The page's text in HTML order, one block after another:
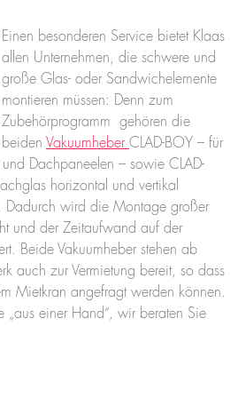
Anhängerkrane
K300 E
K350 E
K400
Bauaufzüge
HV 26/6 KA
Möbelaufzüge
Toplight 21
Toplight 25
Shorty 25
für Kranfahrer - Ascheberg
für Kranfahrer - Niederlassungen
Jobs und Karriere
Einen besonderen Service bietet Klaas
allen Unternehmen, die schwere und
große Glas- oder Sandwichelemente
montieren müssen: Denn zum
Zubehörprogramm gehören die
beiden Vakuumheber CLAD-BOY – für
Dachpaneelen – sowie CLAD-
horizontal und vertikal
Dadurch wird die Montage großer
und der Zeitaufwand auf der
Beide Vakuumheber stehen ab
auch zur Vermietung bereit, so dass
Mietkran angefragt werden können.
„aus einer Hand“, wir beraten Sie